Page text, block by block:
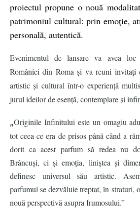
proiectul propune o nouă
patrimoniul cultural: prin emoție,
personală, autentică.
Evenimentul de lansare va avea loc
României din Roma și va reuni invitați
artistic și culturalîntr-o experiență
jurul ideilor de esență, contemplareși
„Originile Infinitului este un omagiu
tot ceea ce era de prisos până când a r
dorit ca acest parfum să redea nu
Brâncuși, ciși emoția, liniștea și
definesc universul său artistic.
parfumul se dezvăluie treptat, în straturi,
nouă perspectivă asupra frumosului.”